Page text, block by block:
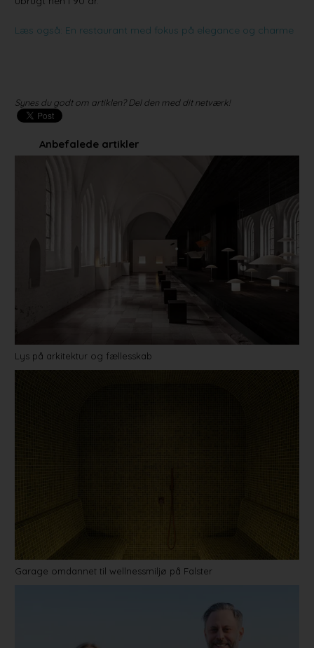
Læs også: En restaurant med fokus på elegance og charme
Synes du godt om artiklen? Del den med dit netværk!
Anbefalede artikler
Lys på arkitektur og fællesskab
Garage omdannet til wellnessmiljø på Falster